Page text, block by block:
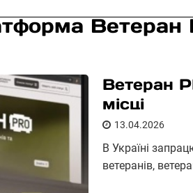
Ветеран
Ветеран
місці
13.04.2026
В Україні
ветеранів,